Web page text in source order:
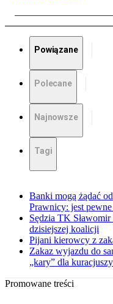
Powiązane
Polecane
Najnowsze
Tagi
Banki mogą żądać
Prawnicy: jest pewne
Sędzia TK
dzisiejszej koalicji
Pijani kierowcy z
Zakaz wyjazdu do
„kary” dla kuracjuszy
Promowane treści